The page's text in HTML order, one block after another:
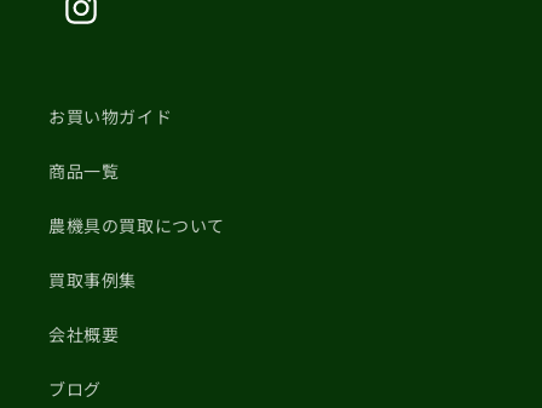
Instagram
お買い物ガイド
商品一覧
農機具の買取について
買取事例集
会社概要
ブログ